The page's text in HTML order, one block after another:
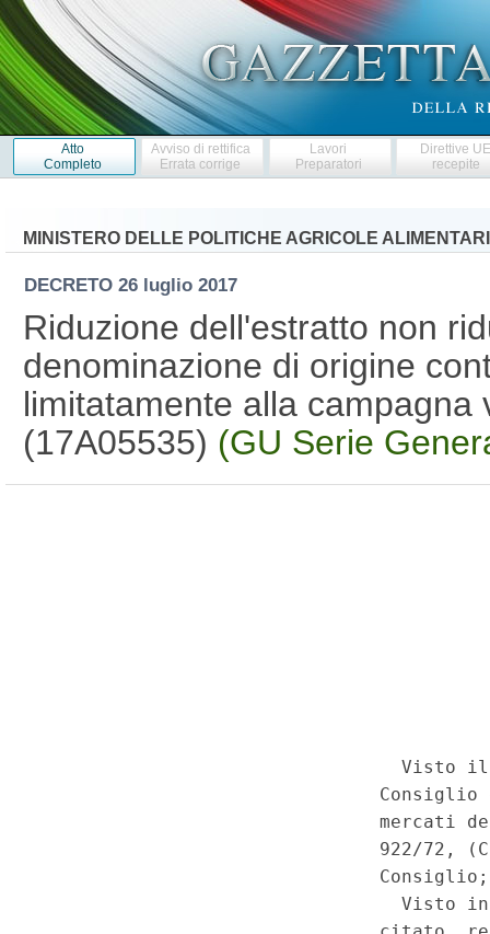
Atto
Completo
Avviso di rettifica
Errata corrige
Lavori
Preparatori
Direttive
recepite
MINISTERO DELLE POLITICHE AGRICOLE
DECRETO 26 luglio 2017
Riduzione dell'estratto non
denominazione di origine
limitatamente alla
(17A05535) (GU Serie